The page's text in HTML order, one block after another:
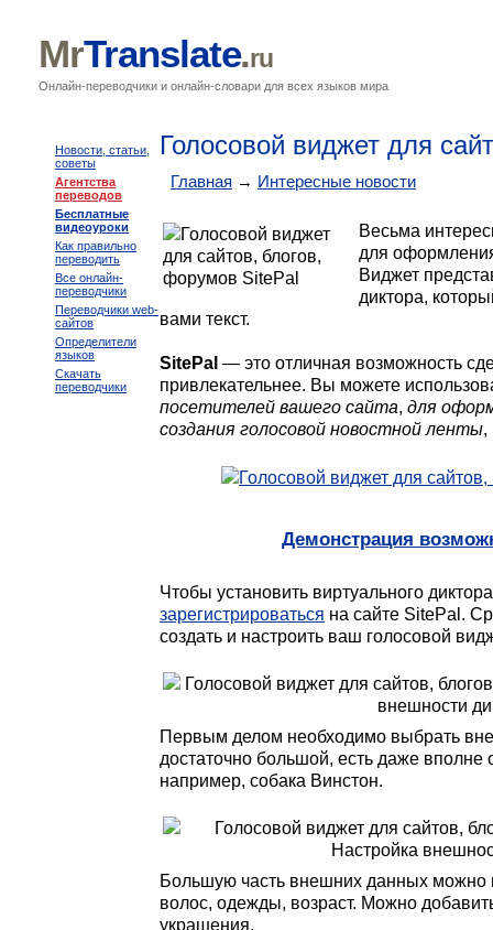
MrTranslate.ru
Онлайн-переводчики и онлайн-словари для всех языков мира
Новости, статьи,
советы
Агентства
переводов
Бесплатные
видеоуроки
Как правильно
переводить
Все онлайн-
переводчики
Переводчики web-
сайтов
Определители
языков
Скачать
переводчики
Голосовой виджет для
Главная → Интересные новости
Весьма
для
Виджет
диктора,
вами текст.
SitePal — это отличная возможность
привлекательнее. Вы можете
посетителей вашего сайта, для
создания голосовой новостной ленты,
Демонстрация
Чтобы установить виртуального
зарегистрироваться на сайте SitePal.
создать и настроить ваш голосовой
Первым делом необходимо выбрать
достаточно большой, есть даже
например, собака Винстон.
Большую часть внешних данных можно
волос, одежды, возраст. Можно
украшения.